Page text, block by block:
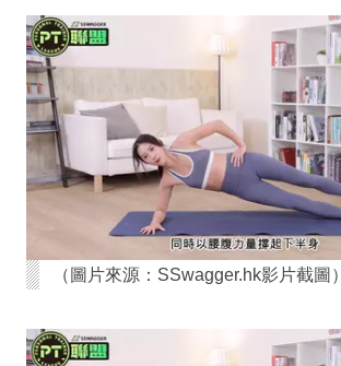
（圖片來源：SSwagger.hk影片截圖）